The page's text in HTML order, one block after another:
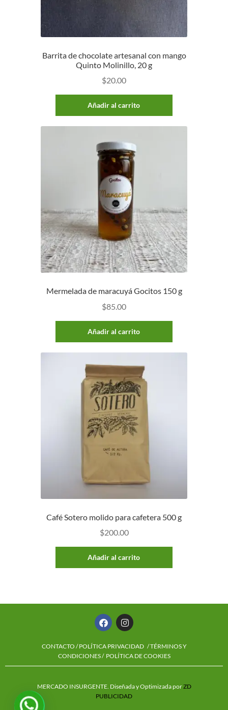
Barrita de chocolate artesanal con mango
Quinto Molinillo, 20 g
$20.00
Añadir al carrito
Mermelada de maracuyá Gocitos 150 g
$85.00
Añadir al carrito
Café Sotero molido para cafetera 500 g
$200.00
Añadir al carrito
CONTACTO /POLÍTICA PRIVACIDAD / TÉRMINOS Y
CONDICIONES / POLÍTICA DE COOKIES
MERCADO INSURGENTE. Diseñada y Optimizada porZD
PUBLICIDAD